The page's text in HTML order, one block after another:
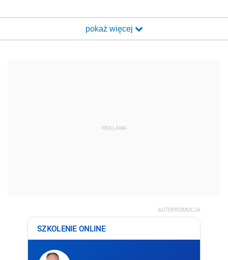
pokaż więcej
REKLAMA
AUTOPROMOCJA
SZKOLENIE ONLINE